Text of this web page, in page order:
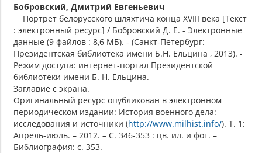
Бобровский, Дмитрий Евгеньевич
Портрет белорусского шляхтича конца XVIII века [Текст
: электронный ресурс] / Бобровский Д. Е. - Электронные
данные (9 файлов : 8,6 МБ). - (Санкт-Петербург:
Президентская библиотека имени Б.Н. Ельцина , 2013). -
Режим доступа: интернет-портал Президентской
библиотеки имени Б. Н. Ельцина.
Заглавие с экрана.
Оригинальный ресурс опубликован в электронном
периодическом издании: История военного дела:
исследования и источники (http://www.milhist.info/). Т. 1:
Апрель-июль. – 2012. – С. 346-353 : цв. ил. и фот. –
Библиография: с. 353.